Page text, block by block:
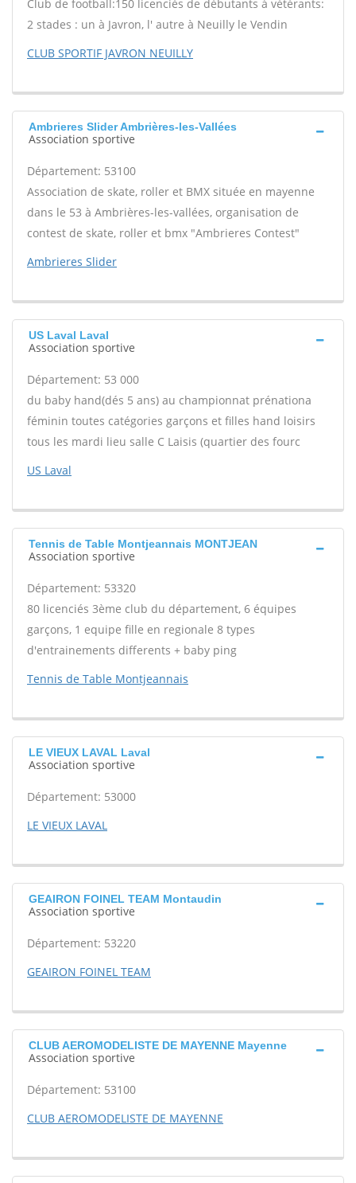
Club de football:150 licenciés de débutants à vétérants:
2 stades : un à Javron, l' autre à Neuilly le Vendin
CLUB SPORTIF JAVRON NEUILLY
Ambrieres Slider Ambrières-les-Vallées
Association sportive
Département: 53100
Association de skate, roller et BMX située en mayenne
dans le 53 à Ambrières-les-vallées, organisation de
contest de skate, roller et bmx "Ambrieres Contest"
Ambrieres Slider
US Laval Laval
Association sportive
Département: 53 000
du baby hand(dés 5 ans) au championnat prénationa
féminin toutes catégories garçons et filles hand loisirs
tous les mardi lieu salle C Laisis (quartier des fourc
US Laval
Tennis de Table Montjeannais MONTJEAN
Association sportive
Département: 53320
80 licenciés 3ème club du département, 6 équipes
garçons, 1 equipe fille en regionale 8 types
d'entrainements differents + baby ping
Tennis de Table Montjeannais
LE VIEUX LAVAL Laval
Association sportive
Département: 53000
LE VIEUX LAVAL
GEAIRON FOINEL TEAM Montaudin
Association sportive
Département: 53220
GEAIRON FOINEL TEAM
CLUB AEROMODELISTE DE MAYENNE Mayenne
Association sportive
Département: 53100
CLUB AEROMODELISTE DE MAYENNE